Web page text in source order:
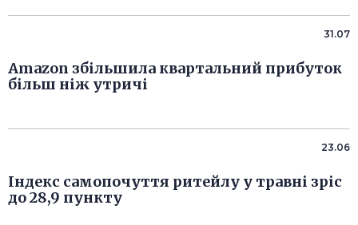
31.07
Amazon збільшила квартальний прибуток
більш ніж утричі
23.06
Індекс самопочуття ритейлу у травні зріс
до 28,9 пункту